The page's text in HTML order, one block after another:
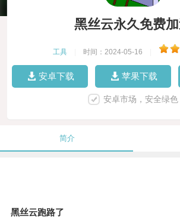
黑丝云永久免费
工具 时间：2024-05-16
安卓下载 苹果下载
安卓市场，安全绿色
简介
黑丝云跑路了